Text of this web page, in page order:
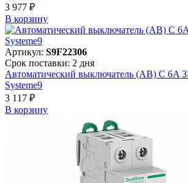
3 977 ₽
В корзинy
Артикул: S9F22306
Срок поставки: 2 дня
Автоматический выключатель (АВ) C 6A
Systeme9
3 117 ₽
В корзинy